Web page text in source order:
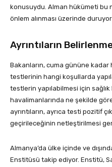
konusuydu. Alman hükümeti bu
önlem alınması üzerinde
Ayrıntıların
Bakanların, cuma gününe kadar
testlerinin hangi koşullarda
testlerin yapılabilmesi için sağlık
havalimanlarında ne şekilde
ayrıntıların, ayrıca testi pozitif
geçirileceğinin netleştirilmesi
Almanya’da ülke içinde ve
Enstitüsü takip ediyor. Enstitü,